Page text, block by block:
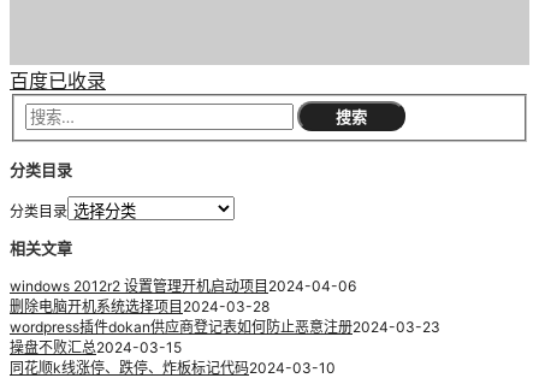
百度已收录
分类目录
分类目录
相关文章
windows 2012r2 设置管理开机启动项目 2024-04-06
删除电脑开机系统选择项目 2024-03-28
wordpress插件dokan供应商登记表如何防止恶意注册2024-03-23
操盘不败汇总2024-03-15
同花顺k线涨停、跌停、炸板标记代码2024-03-10